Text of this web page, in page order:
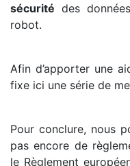
sécurité des
robot.
Afin d’apporter une
fixe ici une série de
Pour conclure, nous
pas encore de
le Règlement